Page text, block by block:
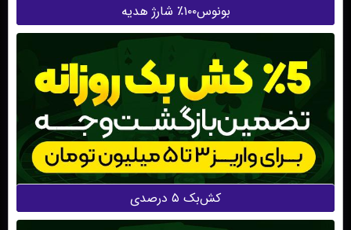
بونوس۱۰۰٪ شارژ هدیه
کش‌بک ۵ درصدی